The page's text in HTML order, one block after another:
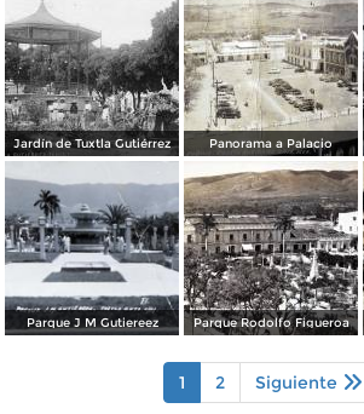
Jardín de Tuxtla Gutiérrez Panorama a Palacio
Parque J M Gutiereez Parque Rodolfo Figueroa
1 2 Siguiente